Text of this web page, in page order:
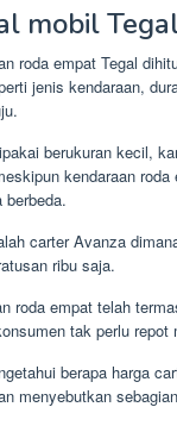
mobil
roda empat Tegal
jenis kendaraan,
berukuran kecil,
kendaraan roda
berbeda.
carter Avanza
ribu saja.
roda empat telah
tak perlu repot
berapa harga
menyebutkan